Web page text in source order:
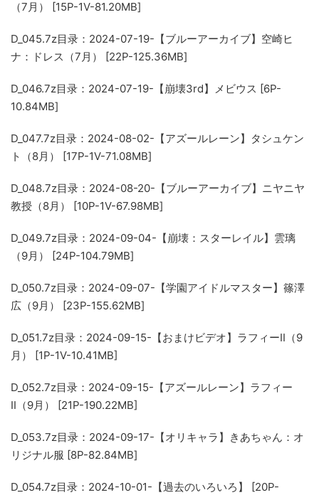
（7月） [15P-1V-81.20MB]
D_045.7z目录：2024-07-19-【ブルーアーカイブ】空崎ヒ
ナ：ドレス（7月） [22P-125.36MB]
D_046.7z目录：2024-07-19-【崩壊3rd】メビウス [6P-
10.84MB]
D_047.7z目录：2024-08-02-【アズールレーン】タシュケン
ト（8月） [17P-1V-71.08MB]
D_048.7z目录：2024-08-20-【ブルーアーカイブ】ニヤニヤ
教授（8月） [10P-1V-67.98MB]
D_049.7z目录：2024-09-04-【崩壊：スターレイル】雲璃
（9月） [24P-104.79MB]
D_050.7z目录：2024-09-07-【学園アイドルマスター】篠澤
広（9月） [23P-155.62MB]
D_051.7z目录：2024-09-15-【おまけビデオ】ラフィーII（9
月） [1P-1V-10.41MB]
D_052.7z目录：2024-09-15-【アズールレーン】ラフィー
II（9月） [21P-190.22MB]
D_053.7z目录：2024-09-17-【オリキャラ】きあちゃん：オ
リジナル服 [8P-82.84MB]
D_054.7z目录：2024-10-01-【過去のいろいろ】 [20P-